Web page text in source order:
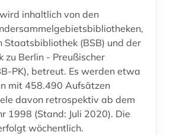
inhaltlich von den
Staatsbibliothek (BSB) und der
zu Berlin - Preußischer
PK), betreut. Es werden etwa
mit 458.490 Aufsätzen
davon retrospektiv ab dem
1998 (Stand: Juli 2020). Die
wöchentlich.